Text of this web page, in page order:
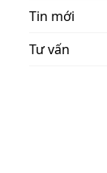
Tin mới
Tư vấn